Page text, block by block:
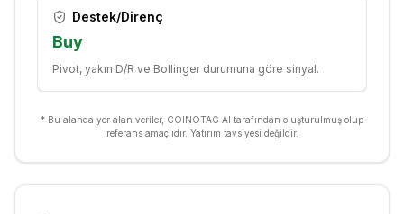
Destek/Direnç
Buy
Pivot, yakın D/R ve Bollinger durumuna göre sinyal.
* Bu alanda yer alan veriler, COINOTAG AI tarafından oluşturulmuş olup
referans amaçlıdır. Yatırım tavsiyesi değildir.